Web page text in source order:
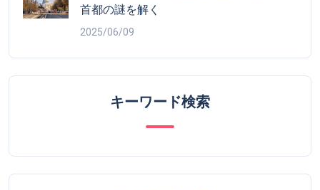
首都の謎を解く
2025/06/09
キーワード検索